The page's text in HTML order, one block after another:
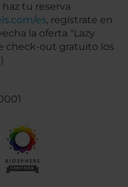
tu reserva
es, regístrate en
la oferta "Lazy
check-out gratuito los